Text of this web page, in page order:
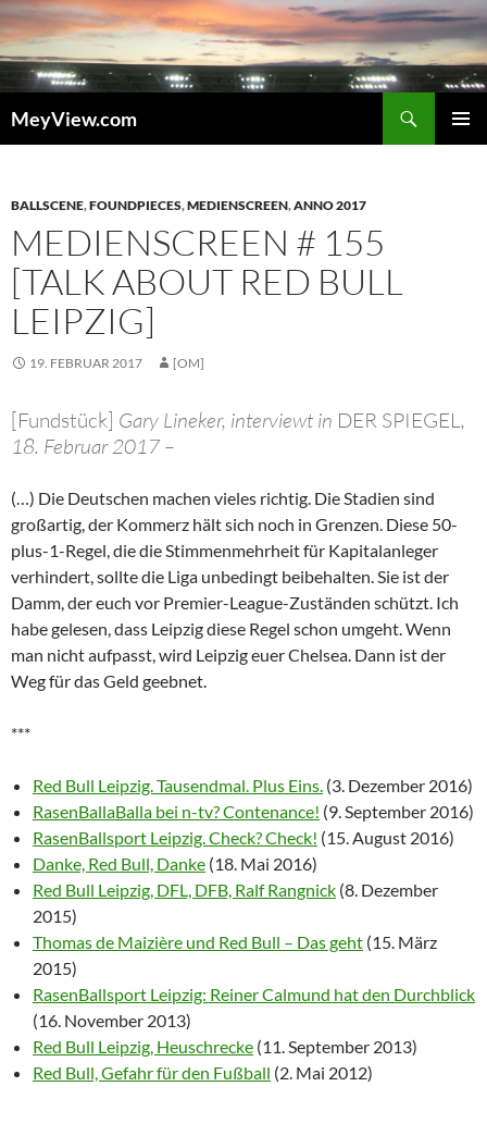
Zum
Inhalt
springen
MeyView.com
BALLSCENE,FOUNDPIECES,MEDIENSCREEN,ANNO 2017
MEDIENSCREEN # 155
[TALK ABOUT RED BULL
LEIPZIG]
19. FEBRUAR 2017 [OM]
[Fundstück] Gary Lineker, interviewt in DER SPIEGEL,
18. Februar 2017 –
(…) Die Deutschen machen vieles richtig. Die Stadien sind
großartig, der Kommerz hält sich noch in Grenzen. Diese 50-
plus-1-Regel, die die Stimmenmehrheit für Kapitalanleger
verhindert, sollte die Liga unbedingt beibehalten. Sie ist der
Damm, der euch vor Premier-League-Zuständen schützt. Ich
habe gelesen, dass Leipzig diese Regel schon umgeht. Wenn
man nicht aufpasst, wird Leipzig euer Chelsea. Dann ist der
Weg für das Geld geebnet.
***
Red Bull Leipzig. Tausendmal. Plus Eins. (3. Dezember 2016)
RasenBallaBalla bei n-tv? Contenance! (9. September 2016)
RasenBallsport Leipzig. Check? Check! (15. August 2016)
Danke, Red Bull, Danke (18. Mai 2016)
Red Bull Leipzig, DFL, DFB, Ralf Rangnick (8. Dezember
2015)
Thomas de Maizière und Red Bull – Das geht (15. März
2015)
RasenBallsport Leipzig: Reiner Calmund hat den Durchblick
(16. November 2013)
Red Bull Leipzig, Heuschrecke (11. September 2013)
Red Bull, Gefahr für den Fußball (2. Mai 2012)